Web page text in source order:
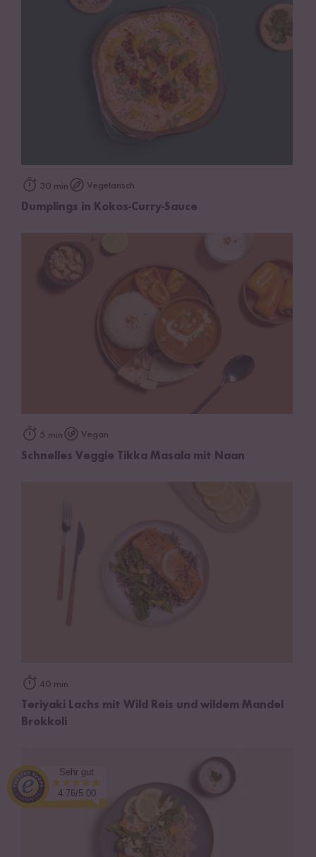
30 min Vegetarisch
Dumplings in Kokos-Curry-Sauce
5 min Vegan
Schnelles Veggie Tikka Masala mit Naan
40 min
Teriyaki Lachs mit Wild Reis und wildem Mandel
Brokkoli
Sehr gut
4.76/5.00